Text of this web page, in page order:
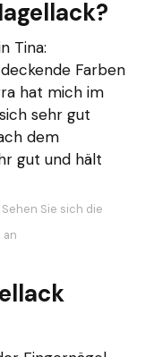
Tina:
Farben
hat mich im
sehr gut
dem
gut und hält
Sehen Sie sich die